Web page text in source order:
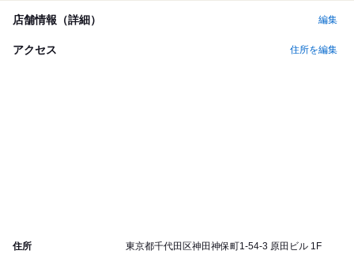
店舗情報（詳細） 編集
アクセス 住所を編集
住所 東京都千代田区神田神保町1-54-3 原田ビル 1F